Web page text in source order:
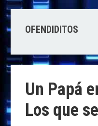
OFENDIDITOS
Un Papá
Los que